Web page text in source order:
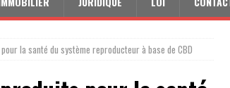
la santé du système reproducteur à base de CBD